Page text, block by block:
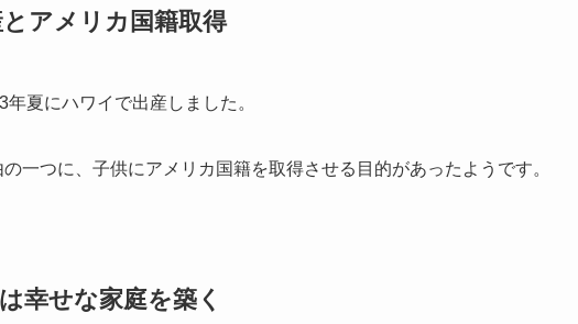
アメリカ国籍取得
夏にハワイで出産しました。
一つに、子供にアメリカ国籍を取得させる目的があったようです。
幸せな家庭を築く